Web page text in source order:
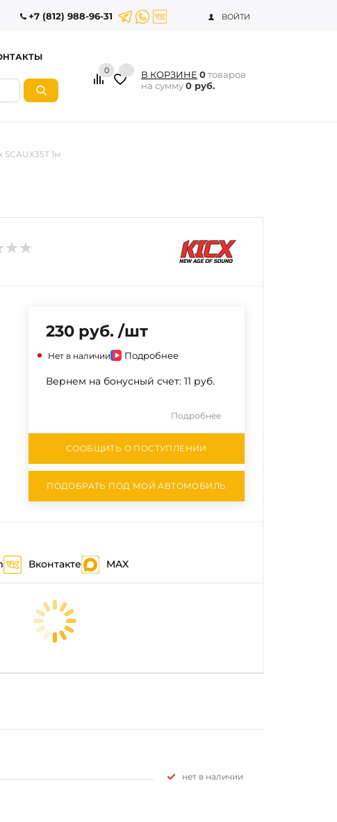
+7 (812) 988-96-31 ВОЙТИ
0 В КОРЗИНЕ 0товаров
на сумму0 руб.
1м
230 руб. /шт
Нет в наличии Подробнее
Вернем на бонусный счет: 11 руб.
Подробнее
СООБЩИТЬ О ПОСТУПЛЕНИИ
ПОДОБРАТЬ ПОД МОЙ АВТОМОБИЛЬ
Вконтакте MAX
Нет в наличии